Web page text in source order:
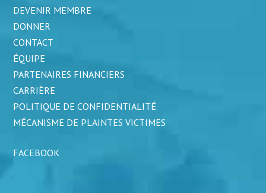
DEVENIR MEMBRE
DONNER
CONTACT
ÉQUIPE
PARTENAIRES FINANCIERS
CARRIÈRE
POLITIQUE DE CONFIDENTIALITÉ
MÉCANISME DE PLAINTES VICTIMES
FACEBOOK